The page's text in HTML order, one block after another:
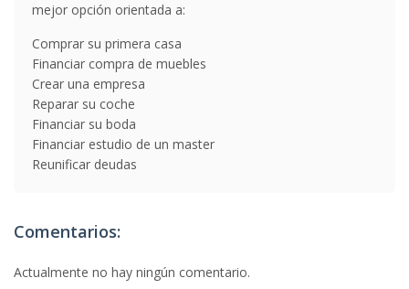
mejor opción orientada a:
Comprar su primera casa
Financiar compra de muebles
Crear una empresa
Reparar su coche
Financiar su boda
Financiar estudio de un master
Reunificar deudas
Comentarios:
Actualmente no hay ningún comentario.